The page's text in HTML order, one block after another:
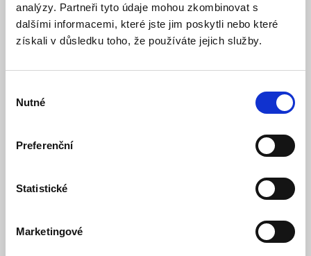
analýzy. Partneři tyto údaje mohou zkombinovat s
dalšími informacemi, které jste jim poskytli nebo které
získali v důsledku toho, že používáte jejich služby.
souhlasu
Nutné
Preferenční
Statistické
Marketingové
Sada nářadí TP-MC4-T pro
krimpování solárních
konektorů MC4
Model: A500004932 | Výrobce:
Vaše cena bez DPH: 1 322,50 Kč
Dostupnost:
Skladem